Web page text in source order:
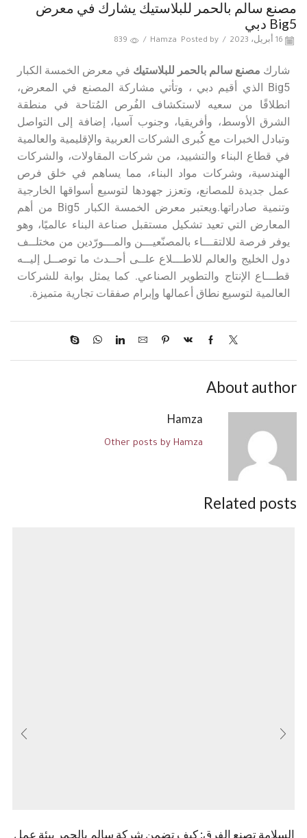
مصنع سالم بالحمر للبلاستيك يشارك في معرض
Big5 دبي
/
Posted by
Hamza
/
839
شارك مصنع سالم بالحمر للبلاستيك في معرض الخمسة الكبار
Big5 الذي أقيم دبي ، وتأتي مشاركة المصنع في المعرض،
انطلاقًا من سعيه لاستكشاف الفُرص المُتاحة في منطقة
الشرق الأوسط، وأفريقيا، وجنوب آسيا، إضافة إلى التواصل
وتبادل الخبرات مع كُبرى الشركات العربية والإقليمية والعالمية
في قطاع البناء والتشييد، من شركات المقاولات، والشركات
الهندسية، وشركات مواد البناء، مما يساهم في خلق فرص
عمل جديدة للمصانع، وتعزز جهودها لتوسيع أسواقها الخارجية
وتنمية صادراتها.ويعتبر معرض الخمسة الكبار Big5 من أهم
المعارض التي تعيد تشكيل مستقبل صناعة البناء عالميًا، وهو
يوفر فرصة للالتقـــاء بالمصنّعيـــن والمـــورّدين من مختلــف
دول الخليج والعالم للاطـــلاع علــى أحــدث ما توصــل إليــه
قطـــاع الإنتاج والتطوير الصناعي. كما يمثل بوابة للشركات
العالمية لتوسيع نطاق أعمالها وإبرام صفقات تجارية متميزة.
About author
Hamza
Other posts by Hamza
Related posts
السلامة تصنع الفرق: كيف تضمن شركة سالم بالحمر بيئة عمل